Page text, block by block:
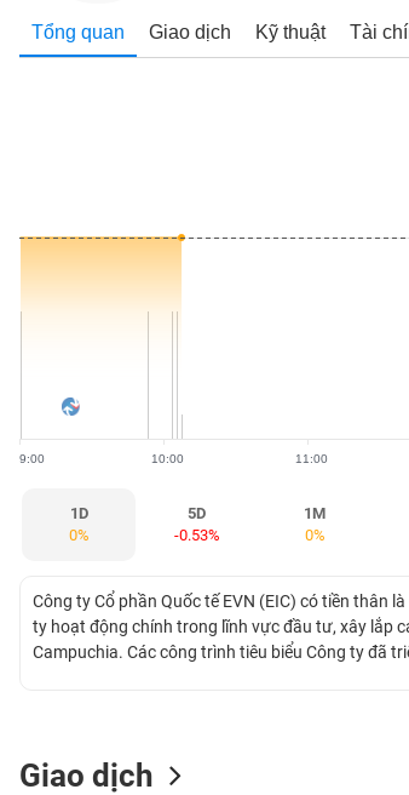
Tổng quan Giao dịch Kỹ thuật Tài
9:00 10:00 11:00
1D
0%
5D
-0.53%
1M
0%
Công ty Cổ phần Quốc tế EVN (EIC) có tiền thân
ty hoạt động chính trong lĩnh vực đầu tư, xây lắp
Campuchia. Các công trình tiêu biểu Công ty đã
Giao dịch
NGHIỆP
GIỚI